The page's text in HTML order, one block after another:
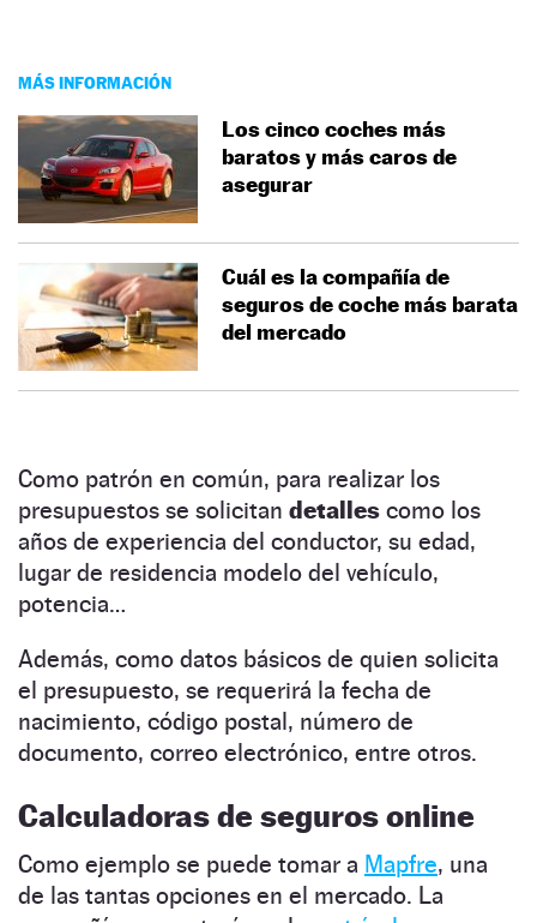
MÁS INFORMACIÓN
Los cinco coches más
baratos y más caros de
asegurar
Cuál es la compañía de
seguros de coche más barata
del mercado
Como patrón en común, para realizar los
presupuestos se solicitan detalles como los
años de experiencia del conductor, su edad,
lugar de residencia modelo del vehículo,
potencia…
Además, como datos básicos de quien solicita
el presupuesto, se requerirá la fecha de
nacimiento, código postal, número de
documento, correo electrónico, entre otros.
Calculadoras de seguros online
Como ejemplo se puede tomar a Mapfre, una
de las tantas opciones en el mercado. La